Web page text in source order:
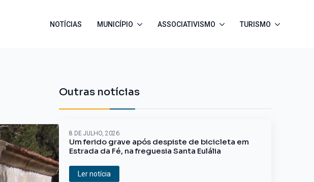
NOTÍCIAS MUNICÍPIO ASSOCIATIVISMO TURISMO
Outras notícias
Um ferido grave após despiste de bicicleta em
Estrada da Fé, na freguesia Santa Eulália
8 DE JULHO, 2026
Ler notícia